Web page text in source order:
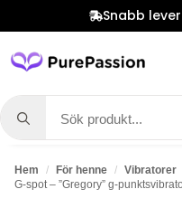
Snabb
Search
for:
Hem För henne Vibratorer
G-spot – ”Gregory” g-